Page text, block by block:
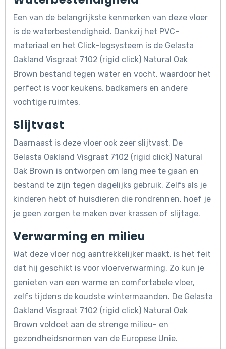
Een van de belangrijkste kenmerken van deze vloer
is de waterbestendigheid. Dankzij het PVC-
materiaal en het Click-legsysteem is de Gelasta
Oakland Visgraat 7102 (rigid click) Natural Oak
Brown bestand tegen water en vocht, waardoor het
perfect is voor keukens, badkamers en andere
vochtige ruimtes.
Slijtvast
Daarnaast is deze vloer ook zeer slijtvast. De
Gelasta Oakland Visgraat 7102 (rigid click) Natural
Oak Brown is ontworpen om lang mee te gaan en
bestand te zijn tegen dagelijks gebruik. Zelfs als je
kinderen hebt of huisdieren die rondrennen, hoef je
je geen zorgen te maken over krassen of slijtage.
Verwarming en milieu
Wat deze vloer nog aantrekkelijker maakt, is het feit
dat hij geschikt is voor vloerverwarming. Zo kun je
genieten van een warme en comfortabele vloer,
zelfs tijdens de koudste wintermaanden. De Gelasta
Oakland Visgraat 7102 (rigid click) Natural Oak
Brown voldoet aan de strenge milieu- en
gezondheidsnormen van de Europese Unie.